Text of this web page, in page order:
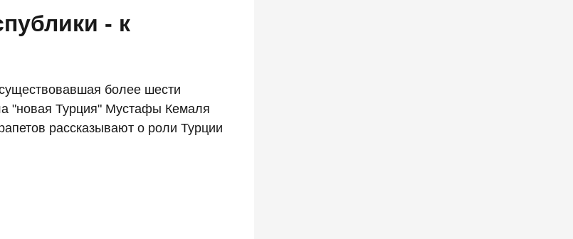
- к
более шести
"новая Турция" Мустафы Кемаля
рассказывают о роли Турции